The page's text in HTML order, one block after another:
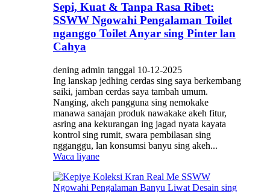
Sepi, Kuat & Tanpa Rasa Ribet:
SSWW Ngowahi Pengalaman Toilet
nganggo Toilet Anyar sing Pinter lan
Cahya
dening admin tanggal 10-12-2025
Ing lanskap jedhing cerdas sing saya berkembang
saiki, jamban cerdas saya tambah umum.
Nanging, akeh pangguna sing nemokake
manawa sanajan produk nawakake akeh fitur,
asring ana kekurangan ing jagad nyata kayata
kontrol sing rumit, swara pembilasan sing
ngganggu, lan konsumsi banyu sing akeh...
Waca liyane